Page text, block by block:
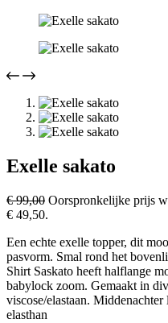
Exelle sakato
€99,00 Oorspronkelijke prijs
€ 49,50.
Een echte exelle topper, dit
pasvorm. Smal rond het
Shirt Saskato heeft halflange
babylock zoom. Gemaakt in
viscose/elastaan.
elasthan